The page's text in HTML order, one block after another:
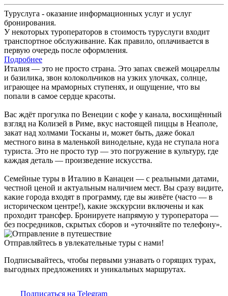
Туруслуга - оказание информационных услуг и услуг
бронирования.
У некоторых туроператоров в стоимость туруслуги входит
транспортное обслуживание. Как правило, оплачивается в
первую очередь после оформления.
Подробнее
Италия — это не просто страна. Это запах свежей моцареллы
и базилика, звон колокольчиков на узких улочках, солнце,
играющее на мраморных ступенях, и ощущение, что вы
попали в самое сердце красоты.
Вас ждёт прогулка по Венеции с кофе у канала, восхищённый
взгляд на Колизей в Риме, вкус настоящей пиццы в Неаполе,
закат над холмами Тосканы и, может быть, даже бокал
местного вина в маленькой винодельне, куда не ступала нога
туриста. Это не просто тур — это погружение в культуру, где
каждая деталь — произведение искусства.
Семейные туры в Италию в Канацеи — с реальными датами,
честной ценой и актуальным наличием мест. Вы сразу видите,
какие города входят в программу, где вы живёте (часто — в
историческом центре!), какие экскурсии включены и как
проходит трансфер. Бронируете напрямую у туроператора —
без посредников, скрытых сборов и «уточняйте по телефону».
Отправляйтесь в увлекательные туры с нами!
Подписывайтесь, чтобы первыми узнавать о горящих турах,
выгодных предложениях и уникальных маршрутах.
Подписаться на Telegram